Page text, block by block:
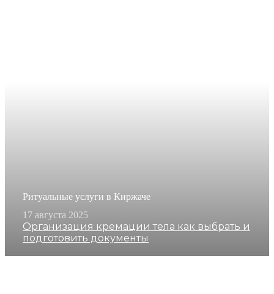
Ритуальные услуги в Киржаче
17 августа 2025
Организация кремации тела как выбрать и
подготовить документы